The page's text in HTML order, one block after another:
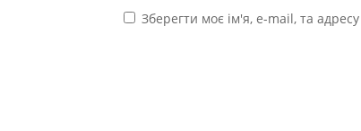
Зберегти моє ім'я, e-mail, та